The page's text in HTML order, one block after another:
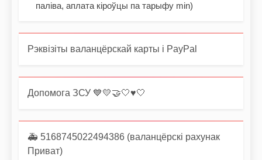
паліва, аплата кіроўцы па тарыфу min)
Рэквізіты валанцёрскай карты і PayPal
Допомога ЗСУ 💙💛🤝🤍♥️🤍
🚑 5168745022494386 (валанцёрскі рахунак
Приват)